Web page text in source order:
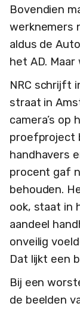
Bovendien
werknemers
aldus de
het AD.
NRC schrijft
straat in
camera’s op
proefproject
handhavers
procent gaf
behouden.
ook, staat in
aandeel
onveilig
Dat lijkt een
Bij een
de beelden